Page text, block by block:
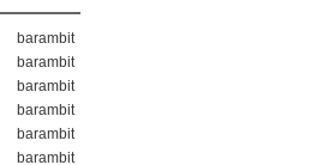
barambit
barambit
barambit
barambit
barambit
barambit